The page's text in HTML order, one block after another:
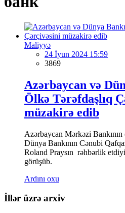
Maliyyə
24 İyun 2024 15:59
3869
Azərbaycan və
Ölkə Tərəfdaşlıq
müzakirə edib
Azərbaycan Mərkəzi
Dünya Bankının Cənubi
Roland Praysın rəhbərlik
görüşüb.
Ardını oxu
İllər üzrə arxiv